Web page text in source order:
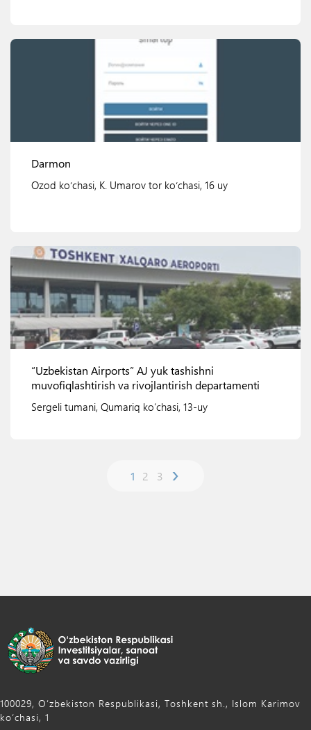
Darmon
Ozod koʻchasi, K. Umarov tor koʻchasi, 16 uy
Ko'rish
“Uzbekistan Airports” AJ yuk tashishni
muvofiqlashtirish va rivojlantirish departamenti
Sergeli tumani, Qumariq ko‘chasi, 13-uy
1 2 3 ›
100029, Oʻzbekiston Respublikasi, Toshkent sh., Islom Karimov
ko‘chasi, 1